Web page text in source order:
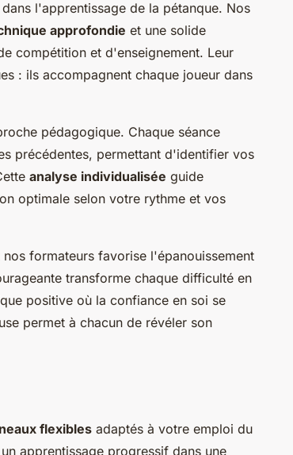
l'apprentissage de la pétanque. Nos
approfondie et une solide
compétition et d'enseignement. Leur
: ils accompagnent chaque joueur dans
pédagogique. Chaque séance
précédentes, permettant d'identifier vos
analyse individualisée guide
optimale selon votre rythme et vos
formateurs favorise l'épanouissement
transforme chaque difficulté en
positive où la confiance en soi se
permet à chacun de révéler son
flexibles adaptés à votre emploi du
apprentissage progressif dans une